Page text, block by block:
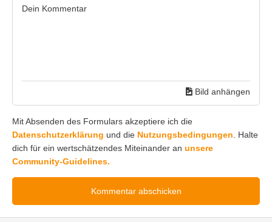
Bild anhängen
Mit Absenden des Formulars akzeptiere ich die
Datenschutzerklärung und die Nutzungsbedingungen . Halte
dich für ein wertschätzendes Miteinander an unsere
Community-Guidelines.